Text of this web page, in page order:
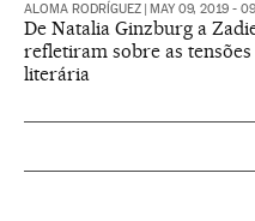
ALOMA RODRÍGUEZ MAY 09, 2019 -
De Natalia Ginzburg a
refletiram sobre as
literária